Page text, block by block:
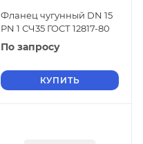
Фланец чугунный DN 15
PN 1 СЧ35 ГОСТ 12817-80
По запросу
КУПИТЬ